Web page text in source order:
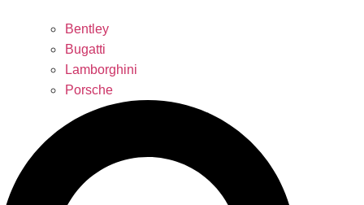
Bentley
Bugatti
Lamborghini
Porsche